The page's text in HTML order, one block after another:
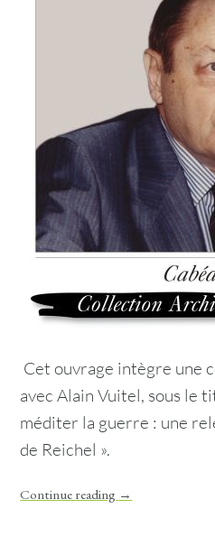
Cet ouvrage intègre une
avec Alain Vuitel, sous le
méditer la guerre : une
de Reichel ».
Continue reading →